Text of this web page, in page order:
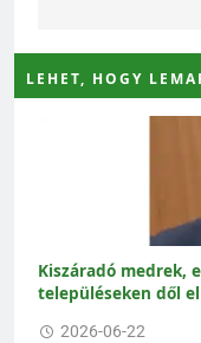
LEHET, HOGY
Kiszáradó medrek,
településeken dől
2026-06-22